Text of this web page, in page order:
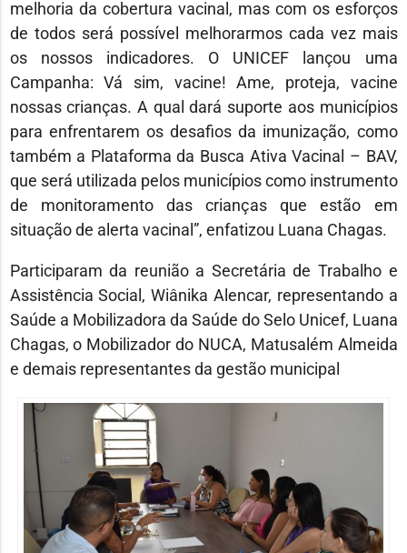
melhoria da cobertura vacinal, mas com os esforços
de todos será possível melhorarmos cada vez mais
os nossos indicadores. O UNICEF lançou uma
Campanha: Vá sim, vacine! Ame, proteja, vacine
nossas crianças. A qual dará suporte aos municípios
para enfrentarem os desafios da imunização, como
também a Plataforma da Busca Ativa Vacinal – BAV,
que será utilizada pelos municípios como instrumento
de monitoramento das crianças que estão em
situação de alerta vacinal”, enfatizou Luana Chagas.
Participaram da reunião a Secretária de Trabalho e
Assistência Social, Wiânika Alencar, representando a
Saúde a Mobilizadora da Saúde do Selo Unicef, Luana
Chagas, o Mobilizador do NUCA, Matusalém Almeida
e demais representantes da gestão municipal